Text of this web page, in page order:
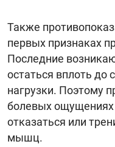
Также
первых признаках
Последние
остаться вплоть
нагрузки. Поэтому
болевых ощущениях
отказаться или
мышц.